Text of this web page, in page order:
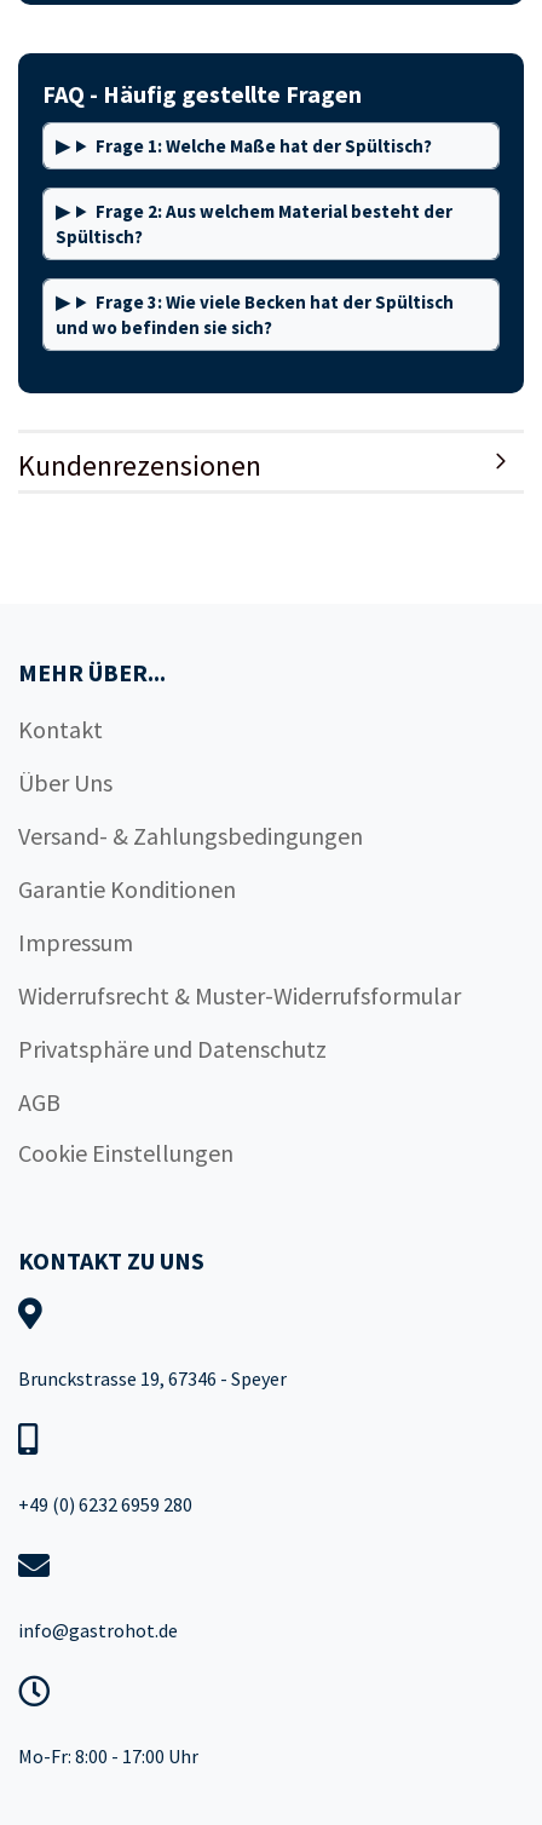
FAQ - Häufig gestellte Fragen
Frage 1: Welche Maße hat der Spültisch?
Frage 2: Aus welchem Material besteht der
Spültisch?
Frage 3: Wie viele Becken hat der Spültisch
und wo befinden sie sich?
Kundenrezensionen
MEHR ÜBER...
Kontakt
Über Uns
Versand- & Zahlungsbedingungen
Garantie Konditionen
Impressum
Widerrufsrecht & Muster-Widerrufsformular
Privatsphäre und Datenschutz
AGB
Cookie Einstellungen
KONTAKT ZU UNS
Brunckstrasse 19, 67346 - Speyer
+49 (0) 6232 6959 280
info@gastrohot.de
Mo-Fr: 8:00 - 17:00 Uhr